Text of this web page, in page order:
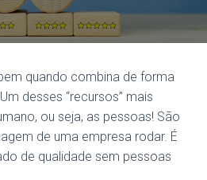
quando combina de forma
desses “recursos” mais
ou seja, as pessoas! São
de uma empresa rodar. É
de qualidade sem pessoas